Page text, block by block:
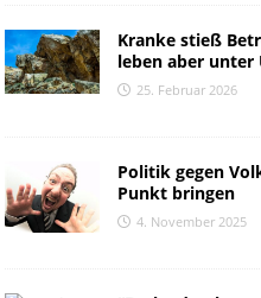
Kranke stieß
leben aber unter
25. Februar 2026
Politik gegen
Punkt bringen
4. November 2025